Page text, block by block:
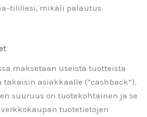
tilillesi, mikäli palautus
maksetaan useista tuotteista
takaisin asiakkaalle (“cashback”).
suuruus on tuotekohtainen ja se
tuotetietojen